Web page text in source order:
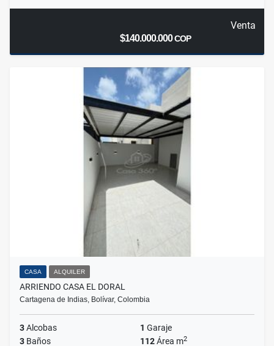
Venta
$140.000.000COP
CASA ALQUILER
ARRIENDO CASA EL DORAL
Cartagena de Indias, Bolívar, Colombia
3Alcobas 1 Garaje
3 Baños 112Área m2